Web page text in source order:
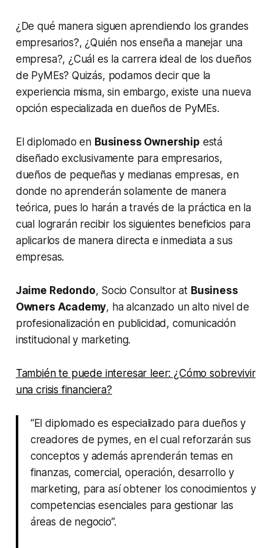
¿De qué manera siguen aprendiendo los grandes
empresarios?, ¿Quién nos enseña a manejar una
empresa?, ¿Cuál es la carrera ideal de los dueños
de PyMEs? Quizás, podamos decir que la
experiencia misma, sin embargo, existe una nueva
opción especializada en dueños de PyMEs.
El diplomado en Business Ownership está
diseñado exclusivamente para empresarios,
dueños de pequeñas y medianas empresas, en
donde no aprenderán solamente de manera
teórica, pues lo harán a través de la práctica en la
cual lograrán recibir los siguientes beneficios para
aplicarlos de manera directa e inmediata a sus
empresas.
Jaime Redondo, Socio Consultor at Business
Owners Academy, ha alcanzado un alto nivel de
profesionalización en publicidad, comunicación
institucional y marketing.
También te puede interesar leer: ¿Cómo sobrevivir
una crisis financiera?
“El diplomado es especializado para dueños y
creadores de pymes, en el cual reforzarán sus
conceptos y además aprenderán temas en
finanzas, comercial, operación, desarrollo y
marketing, para así obtener los conocimientos y
competencias esenciales para gestionar las
áreas de negocio”.